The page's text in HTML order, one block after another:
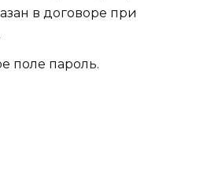
в договоре при
поле пароль.